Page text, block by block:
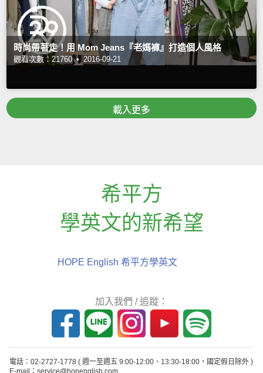
時尚帶著走！用 Mom Jeans『老媽褲』打造個人風格
觀看次數：21760 • 2016-09-21
載入更多
希平方
學英文的新希望
HOPE English 希平方學英文
加入我們 / 追蹤：
電話：02-2727-1778 ( 週一至週五 9:00-12:00、13:30-18:00，國定假日除外 )
E-mail：service@hopenglish.com